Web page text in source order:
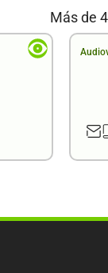
Más de